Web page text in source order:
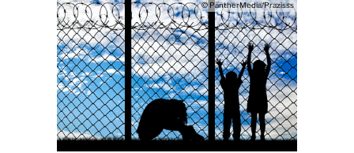
© PantherMedia/Prazisss